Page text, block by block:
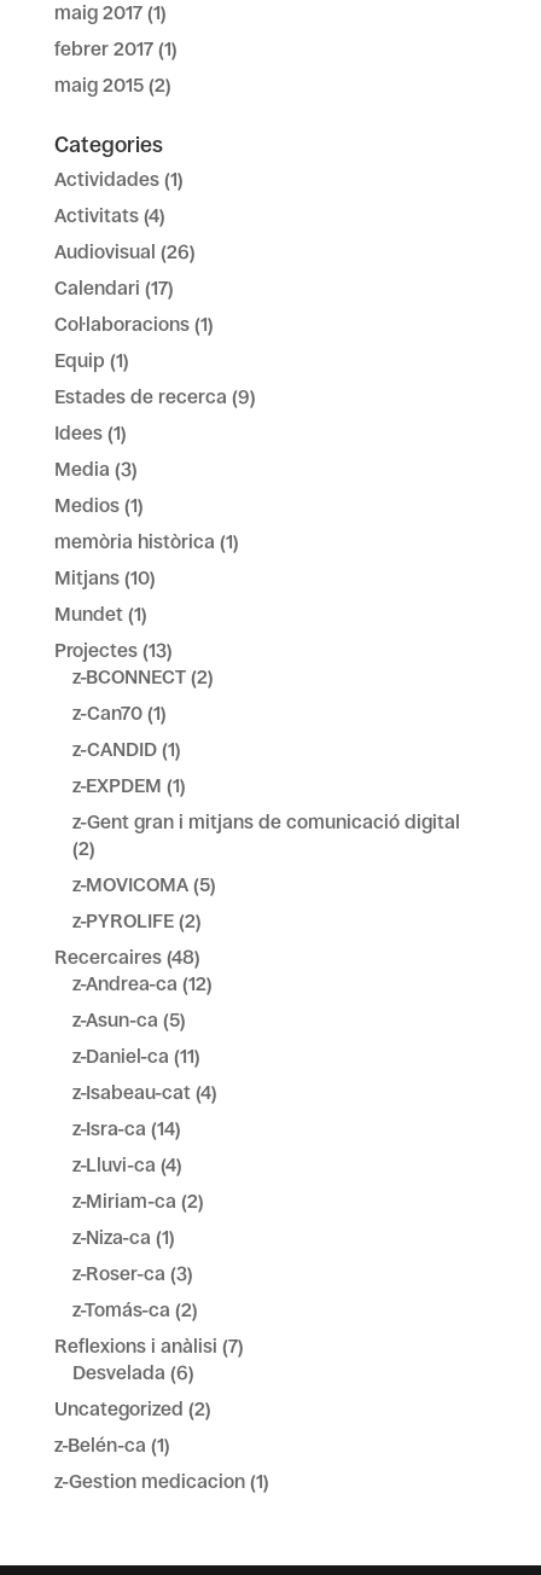
maig 2017(1)
febrer 2017(1)
maig 2015(2)
Categories
Actividades(1)
Activitats(4)
Audiovisual (26)
Calendari (17)
Col·laboracions(1)
Equip (1)
Estades de recerca (9)
Idees(1)
Media (3)
Medios(1)
memòria històrica (1)
Mitjans(10)
Mundet(1)
Projectes(13)
z-BCONNECT(2)
z-Can70(1)
z-CANDID(1)
z-EXPDEM (1)
z-Gent gran i mitjans de comunicació digital
(2)
z-MOVICOMA(5)
z-PYROLIFE(2)
Recercaires(48)
z-Andrea-ca (12)
z-Asun-ca (5)
z-Daniel-ca (11)
z-Isabeau-cat(4)
z-Isra-ca (14)
z-Lluvi-ca (4)
z-Miriam-ca (2)
z-Niza-ca (1)
z-Roser-ca (3)
z-Tomás-ca (2)
Reflexions i anàlisi (7)
Desvelada (6)
Uncategorized (2)
z-Belén-ca (1)
z-Gestion medicacion(1)